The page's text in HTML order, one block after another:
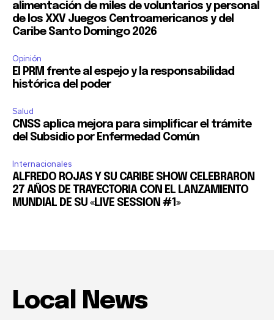
alimentación de miles de voluntarios y personal
de los XXV Juegos Centroamericanos y del
Caribe Santo Domingo 2026
Opinión
El PRM frente al espejo y la responsabilidad
histórica del poder
Salud
CNSS aplica mejora para simplificar el trámite
del Subsidio por Enfermedad Común
Internacionales
ALFREDO ROJAS Y SU CARIBE SHOW CELEBRARON
27 AÑOS DE TRAYECTORIA CON EL LANZAMIENTO
MUNDIAL DE SU «LIVE SESSION #1»
Local News